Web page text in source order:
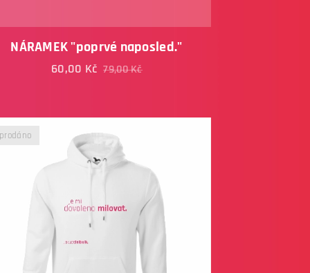
NÁRAMEK "poprvé naposled."
60,00 Kč 79,00Kč